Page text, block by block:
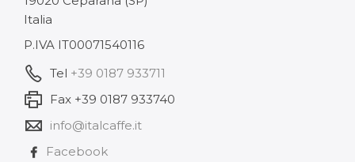
Italia
P.IVA IT00071540116
Tel +39 0187 933711
Fax +39 0187 933740
info@italcaffe.it
Facebook